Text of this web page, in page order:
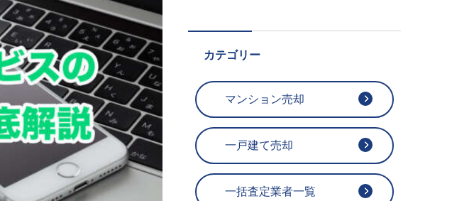
カテゴリー
マンション売却
一戸建て売却
一括査定業者一覧